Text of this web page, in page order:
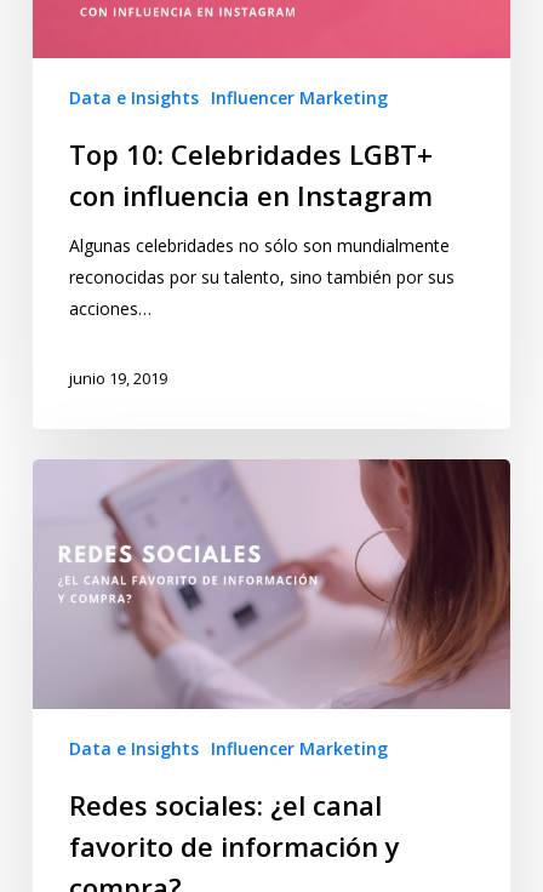
Data e Insights Influencer Marketing
Top 10: Celebridades LGBT+
con influencia en Instagram
Algunas celebridades no sólo son mundialmente
reconocidas por su talento, sino también por sus
acciones…
junio 19, 2019
Data e Insights Influencer Marketing
Redes sociales: ¿el canal
favorito de información y